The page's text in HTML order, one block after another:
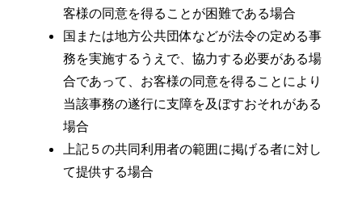
客様の同意を得ることが困難である場合
国または地方公共団体などが法令の定める事
務を実施するうえで、協力する必要がある場
合であって、お客様の同意を得ることにより
当該事務の遂行に支障を及ぼすおそれがある
場合
上記５の共同利用者の範囲に掲げる者に対し
て提供する場合